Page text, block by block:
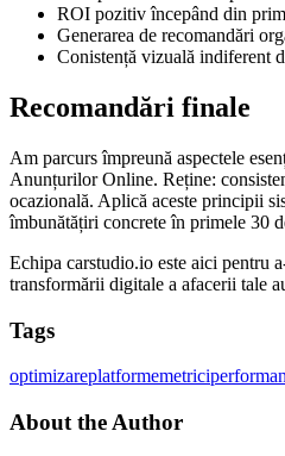
ROI pozitiv începând din
Generarea de recomandări
Conistență vizuală indiferent
Recomandări finale
Am parcurs împreună aspectele
Anunțurilor Online. Reține:
ocazională. Aplică aceste principii
îmbunătățiri concrete în primele 30
Echipa carstudio.io este aici pentru
transformării digitale a afacerii tale
Tags
optimizareplatformemetrici
About the Author